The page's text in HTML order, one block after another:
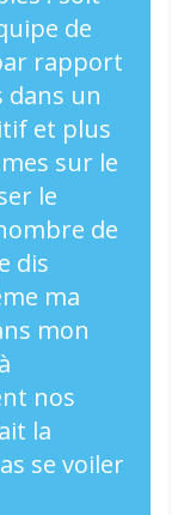
de
rapport
dans un
et plus
sur le
le
de
dis
ma
mon
nos
la
se voiler